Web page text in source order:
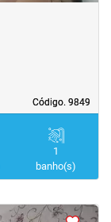
Código. 9849
Código. 9849
1
banho(s)